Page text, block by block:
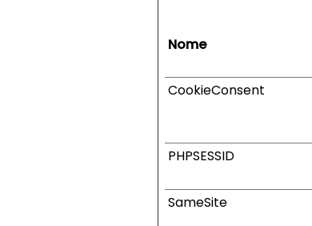
Nome
CookieConsent
PHPSESSID
SameSite